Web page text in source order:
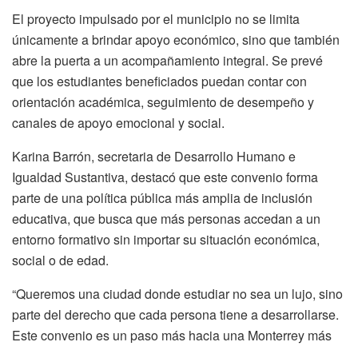
El proyecto impulsado por el municipio no se limita
únicamente a brindar apoyo económico, sino que también
abre la puerta a un acompañamiento integral. Se prevé
que los estudiantes beneficiados puedan contar con
orientación académica, seguimiento de desempeño y
canales de apoyo emocional y social.
Karina Barrón, secretaria de Desarrollo Humano e
Igualdad Sustantiva, destacó que este convenio forma
parte de una política pública más amplia de inclusión
educativa, que busca que más personas accedan a un
entorno formativo sin importar su situación económica,
social o de edad.
“Queremos una ciudad donde estudiar no sea un lujo, sino
parte del derecho que cada persona tiene a desarrollarse.
Este convenio es un paso más hacia una Monterrey más